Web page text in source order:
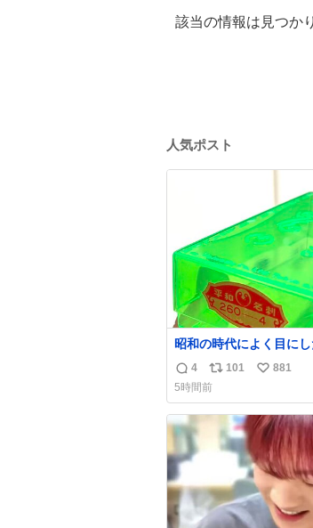
該当の情報は見つか
人気ポスト
昭和の時代によく目に
作るとこれに入れて渡
のような綺麗な発色な
入れとして二次利用され
返
信
数
4
リ
ポ
ス
数
101
い
ね
数
881
5時間前